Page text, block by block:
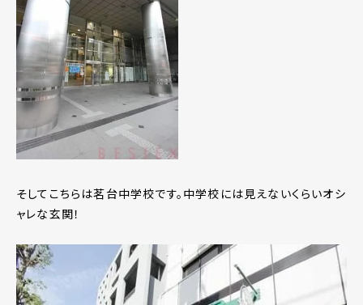
そしてこちらは茗台中学校です。中学校には見えないくらいオシ
ャレな玄関！